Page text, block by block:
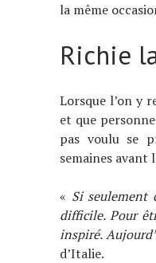
la même
Richie
Lorsque l’on y
et que
pas voulu se
semaines avant
« Si seulement
difficile. Pour
inspiré.
d’Italie.